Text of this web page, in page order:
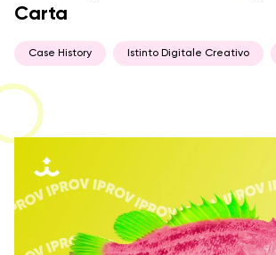
Carta
Case History Istinto Digitale Creativo